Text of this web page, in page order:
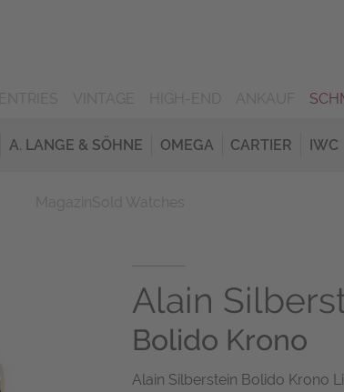
A. LANGE & SÖHNE OMEGA CARTIER IWC
Alain
Bolido Krono
Alain Silberstein Bolido Krono